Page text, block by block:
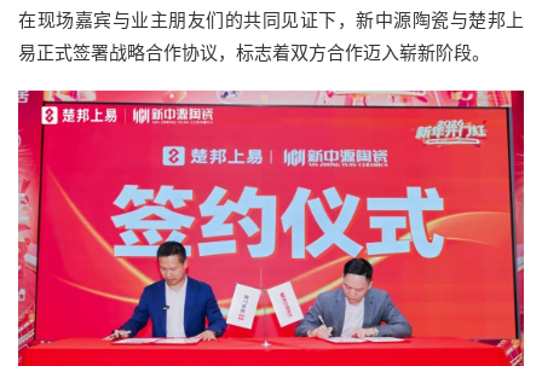
在现场嘉宾与业主朋友们的共同见证下，新中源陶瓷与楚邦上
易正式签署战略合作协议，标志着双方合作迈入崭新阶段。